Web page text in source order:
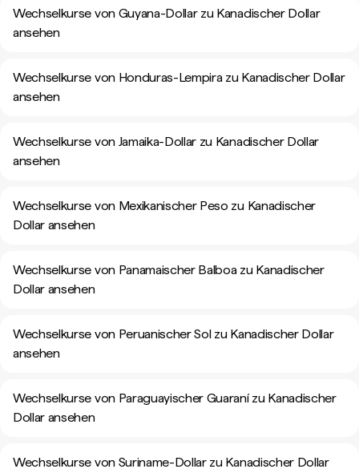
Wechselkurse von Guyana-Dollar zu Kanadischer Dollar
ansehen
Wechselkurse von Honduras-Lempira zu Kanadischer Dollar
ansehen
Wechselkurse von Jamaika-Dollar zu Kanadischer Dollar
ansehen
Wechselkurse von Mexikanischer Peso zu Kanadischer
Dollar ansehen
Wechselkurse von Panamaischer Balboa zu Kanadischer
Dollar ansehen
Wechselkurse von Peruanischer Sol zu Kanadischer Dollar
ansehen
Wechselkurse von Paraguayischer Guaraní zu Kanadischer
Dollar ansehen
Wechselkurse von Suriname-Dollar zu Kanadischer Dollar